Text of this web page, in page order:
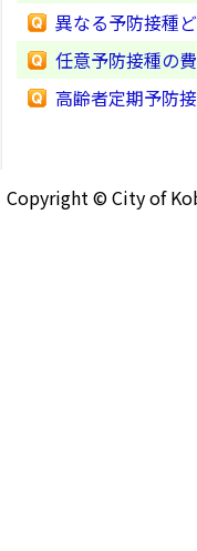
異なる予防接種
任意予防接種の
高齢者定期予防
Copyright © City of